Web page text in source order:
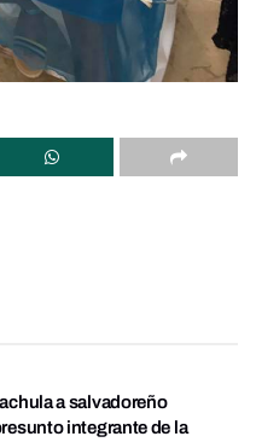
a salvadoreño
integrante de la